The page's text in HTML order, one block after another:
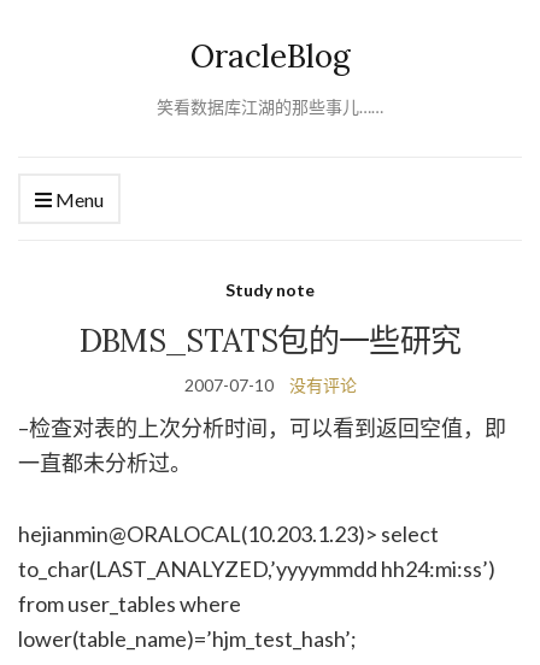
OracleBlog
笑看数据库江湖的那些事儿……
Menu
Study note
DBMS_STATS包的一些研究
2007-07-10 没有评论
–检查对表的上次分析时间，可以看到返回空值，即
一直都未分析过。
hejianmin@ORALOCAL(10.203.1.23)> select
to_char(LAST_ANALYZED,’yyyymmdd hh24:mi:ss’)
from user_tables where
lower(table_name)=’hjm_test_hash’;